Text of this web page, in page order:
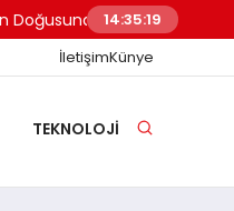
Boğaz Kıyılarına
14:35:20
İletişimKünye
TEKNOLOJI